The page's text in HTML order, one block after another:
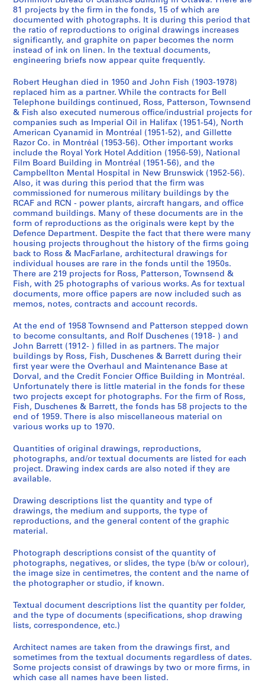
t
s
]
,
1
9
1
2
-
1
9
3
0
AP013.S3.D633
1
9
6
0
-
1
9
8
2
AP013.S3.D634
81 projects by the firm in the fonds, 15 of which are
documented with photographs. It is during this period that
the ratio of reproductions to original drawings increases
significantly, and graphite on paper becomes the norm
instead of ink on linen. In the textual documents,
engineering briefs now appear quite frequently.
Robert Heughan died in 1950 and John Fish (1903-1978)
replaced him as a partner. While the contracts for Bell
Telephone buildings continued, Ross, Patterson, Townsend
& Fish also executed numerous office/industrial projects for
companies such as Imperial Oil in Halifax (1951-54), North
American Cyanamid in Montréal (1951-52), and Gillette
Razor Co. in Montréal (1953-56). Other important works
include the Royal York Hotel Addition (1956-59), National
Film Board Building in Montréal (1951-56), and the
Campbellton Mental Hospital in New Brunswick (1952-56).
Also, it was during this period that the firm was
commissioned for numerous military buildings by the
RCAF and RCN - power plants, aircraft hangars, and office
command buildings. Many of these documents are in the
form of reproductions as the originals were kept by the
Defence Department. Despite the fact that there were many
housing projects throughout the history of the firms going
back to Ross & MacFarlane, architectural drawings for
individual houses are rare in the fonds until the 1950s.
There are 219 projects for Ross, Patterson, Townsend &
Fish, with 25 photographs of various works. As for textual
documents, more office papers are now included such as
memos, notes, contracts and account records.
At the end of 1958 Townsend and Patterson stepped down
to become consultants, and Rolf Duschenes (1918- ) and
John Barrett (1912- ) filled in as partners. The major
buildings by Ross, Fish, Duschenes & Barrett during their
first year were the Overhaul and Maintenance Base at
Dorval, and the Credit Foncier Office Building in Montréal.
Unfortunately there is little material in the fonds for these
two projects except for photographs. For the firm of Ross,
Fish, Duschenes & Barrett, the fonds has 58 projects to the
end of 1959. There is also miscellaneous material on
various works up to 1970.
Quantities of original drawings, reproductions,
photographs, and/or textual documents are listed for each
project. Drawing index cards are also noted if they are
available.
Drawing descriptions list the quantity and type of
drawings, the medium and supports, the type of
reproductions, and the general content of the graphic
material.
Photograph descriptions consist of the quantity of
photographs, negatives, or slides, the type (b/w or colour),
the image size in centimetres, the content and the name of
the photographer or studio, if known.
Textual document descriptions list the quantity per folder,
and the type of documents (specifications, shop drawing
lists, correspondence, etc.)
Architect names are taken from the drawings first, and
sometimes from the textual documents regardless of dates.
Some projects consist of drawings by two or more firms, in
which case all names have been listed.